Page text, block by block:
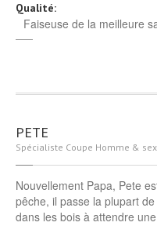
Qualité:
Faiseuse de la meilleure
PETE
Spécialiste Coupe Homme &
Nouvellement Papa, Pete
pêche, il passe la plupart
dans les bois à attendre